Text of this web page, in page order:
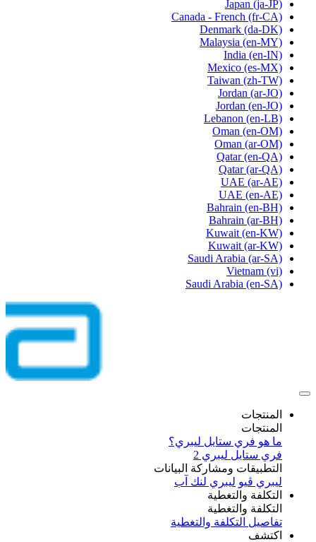
Japan (ja-JP)
Canada - French (fr-CA)
Denmark (da-DK)
Malaysia (en-MY)
India (en-IN)
Mexico (es-MX)
Taiwan (zh-TW)
Jordan (ar-JO)
Jordan (en-JO)
Lebanon (en-LB)
Oman (en-OM)
Oman (ar-OM)
Qatar (en-QA)
Qatar (ar-QA)
UAE (ar-AE)
UAE (en-AE)
Bahrain (en-BH)
Bahrain (ar-BH)
Kuwait (en-KW)
Kuwait (ar-KW)
Saudi Arabia (ar-SA)
Vietnam (vi)
Saudi Arabia (en-SA)
المنتجات
المنتجات
ما هو فري ستايل ليبري؟
فري ستايل ليبري 2
التطبيقات ومشاركة البيانات
ليبري ڤيو ليبري لنك آب
التكلفة والتغطية
التكلفة والتغطية
تفاصيل التكلفة والتغطية
اكتشف​